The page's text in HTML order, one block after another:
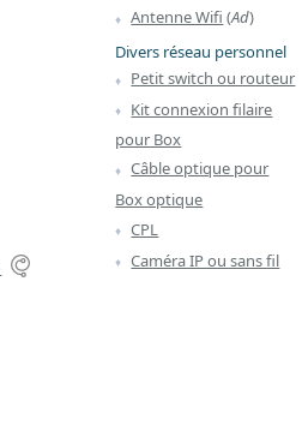
Antenne Wifi (Ad)
Divers réseau personnel
Petit switch ou routeur
Kit connexion filaire
pour Box
Câble optique pour
Box optique
CPL
Caméra IP ou sans fil